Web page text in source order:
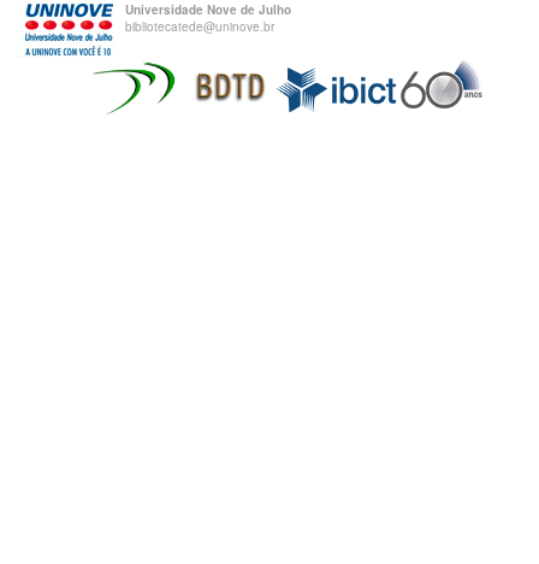
Universidade Nove de Julho
bibliotecatede@uninove.br